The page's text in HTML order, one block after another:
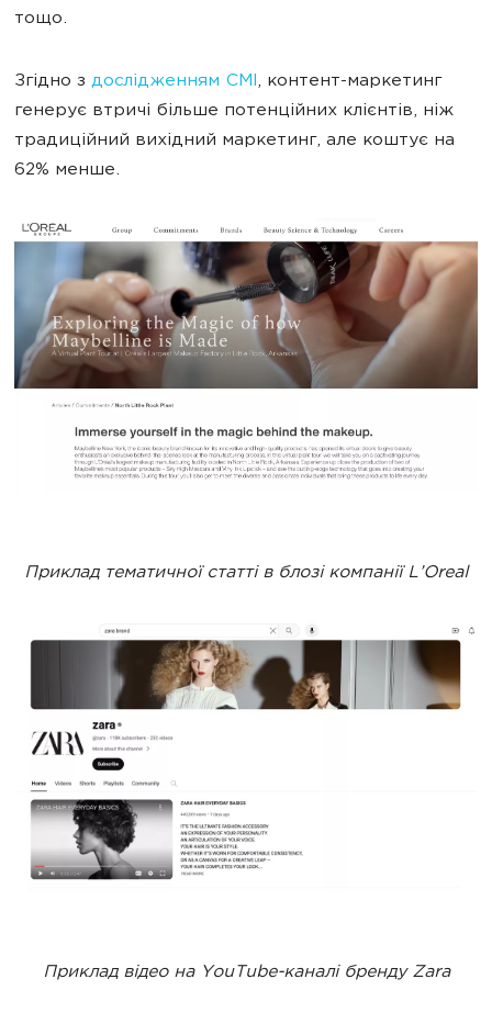
тощо.
Згідно з дослідженням CMI, контент-маркетинг
генерує втричі більше потенційних клієнтів, ніж
традиційний вихідний маркетинг, але коштує на
62% менше.
Приклад тематичної статті в блозі компанії L’Oreal
Приклад відео на YouTube-каналі бренду Zara